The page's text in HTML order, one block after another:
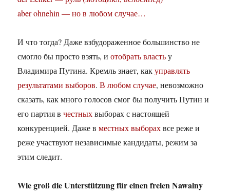
aber ohnehin — но в любом случае…
И что тогда? Даже взбудораженное большинство не
смогло бы просто взять, иотобрать властьу
Владимира Путина. Кремль знает, какуправлять
результатами выборов.В любом случае, невозможно
сказать, как много голосов смог бы получить Путин и
его партия вчестныхвыборах с настоящей
конкуренцией. Даже вместных выборахвсе реже и
реже участвуют независимые кандидаты, режим за
этим следит.
Wie groß die Unterstützung für einen freien Nawalny